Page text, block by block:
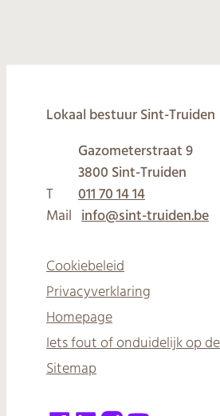
© 2026
Lokaal bestuur Sint-Truiden
Gazometerstraat 9
,
3800 Sint-Truiden
T
011 70 14 14
Mail
info@sint-truiden.be
Cookiebeleid
Privacyverklaring
Homepage
Iets fout of onduidelijk op
Sitemap